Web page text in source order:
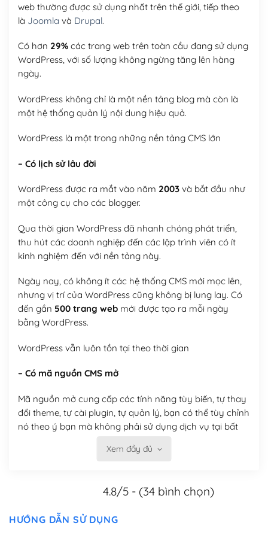
web thường được sử dụng nhất trên thế giới, tiếp theo
là Joomla và Drupal.
Có hơn 29%các trang web trên toàn cầu đang sử dụng
WordPress, với số lượng không ngừng tăng lên hàng
ngày.
WordPress không chỉ là một nền tảng blog mà còn là
một hệ thống quản lý nội dung hiệu quả.
WordPress là một trong những nền tảng CMS lớn
– Có lịch sử lâu đời
WordPress được ra mắt vào năm 2003và bắt đầu như
một công cụ cho các blogger.
Qua thời gian WordPress đã nhanh chóng phát triển,
thu hút các doanh nghiệp đến các lập trình viên có ít
kinh nghiệm đến với nền tảng này.
Ngày nay, có không ít các hệ thống CMS mới mọc lên,
nhưng vị trí của WordPress cũng không bị lung lay. Có
đến gần 500 trang webmới được tạo ra mỗi ngày
bằng WordPress.
WordPress vẫn luôn tồn tại theo thời gian
– Có mã nguồn CMS mở
Mã nguồn mở cung cấp các tính năng tùy biến, tự thay
đổi theme, tự cài plugin, tự quản lý, bạn có thể tùy chỉnh
nó theo ý bạn mà không phải sử dụng dịch vụ tại bất
Xem đầy đủ
4.8/5 - (34 bình chọn)
HƯỚNG DẪN SỬ DỤNG